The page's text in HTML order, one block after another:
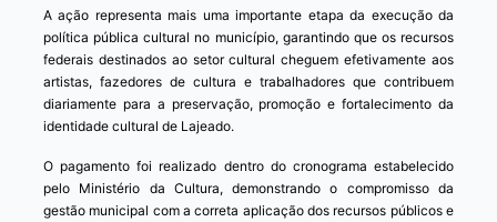
A ação representa mais uma importante etapa da execução da
política pública cultural no município, garantindo que os recursos
federais destinados ao setor cultural cheguem efetivamente aos
artistas, fazedores de cultura e trabalhadores que contribuem
diariamente para a preservação, promoção e fortalecimento da
identidade cultural de Lajeado.
O pagamento foi realizado dentro do cronograma estabelecido
pelo Ministério da Cultura, demonstrando o compromisso da
gestão municipal com a correta aplicação dos recursos públicos e